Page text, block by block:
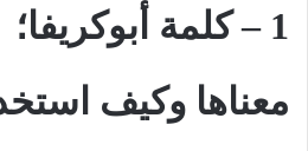
1 – كلمة أبوكريفا؛
معناها وكيف